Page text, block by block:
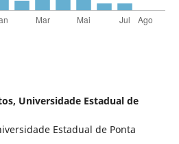
Universidade Estadual de
Estadual de Ponta